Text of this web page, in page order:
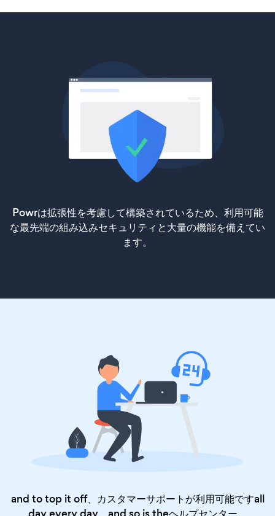
Powrは拡張性を考慮して構築されているため、利用可能
な最先端の組み込みセキュリティと大量の機能を備えてい
ます。
and to top it off、カスタマーサポートが利用可能ですall